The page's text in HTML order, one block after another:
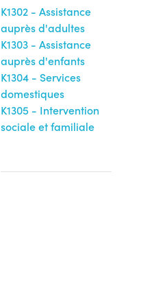
K1302 - Assistance
auprès d'adultes
K1303 - Assistance
auprès d'enfants
K1304 - Services
domestiques
K1305 - Intervention
sociale et familiale